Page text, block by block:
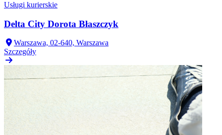
Usługi kurierskie
Delta City Dorota Błaszczyk
Warszawa, 02-640, Warszawa
Szczegóły